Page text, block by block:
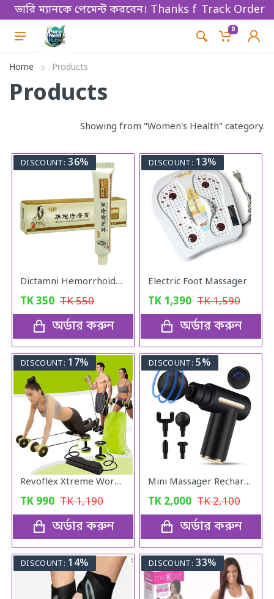
ম্যানকে পেমেন্ট করবেন। Thanks for shopping!
Track Order
0
Home Products
Products
Showing from "Women's Health" category.
DISCOUNT: 36%
Dictamni Hemorrhoids Herbal Cream
TK350 TK550
অর্ডার করুন
DISCOUNT: 13%
Electric Foot Massager
TK 1,390 TK1,590
অর্ডার করুন
DISCOUNT: 17%
Revoflex Xtreme Workout Set
TK 990 TK1,190
অর্ডার করুন
DISCOUNT: 5%
Mini Massager Rechargeable Deep Tissue Therapy SL-720
TK 2,000 TK2,100
অর্ডার করুন
DISCOUNT: 14% DISCOUNT: 33%